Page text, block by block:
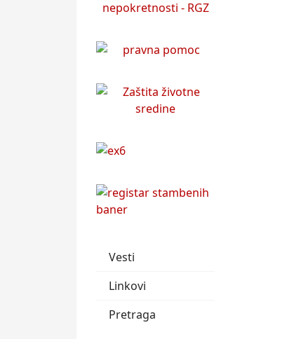
Vesti
Linkovi
Pretraga